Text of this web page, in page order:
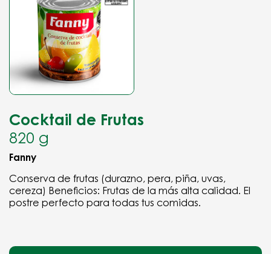
Cocktail de Frutas
820 g
Fanny
Conserva de frutas (durazno, pera, piña, uvas,
cereza) Beneficios: Frutas de la más alta calidad. El
postre perfecto para todas tus comidas.